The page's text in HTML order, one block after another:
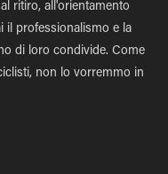
ritiro, all'orientamento
il professionalismo e la
di loro condivide. Come
non lo vorremmo in